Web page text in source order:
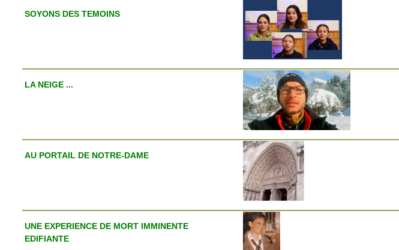
SOYONS DES TEMOINS
LA NEIGE ...
AU PORTAIL DE NOTRE-DAME
UNE EXPERIENCE DE MORT IMMINENTE
EDIFIANTE